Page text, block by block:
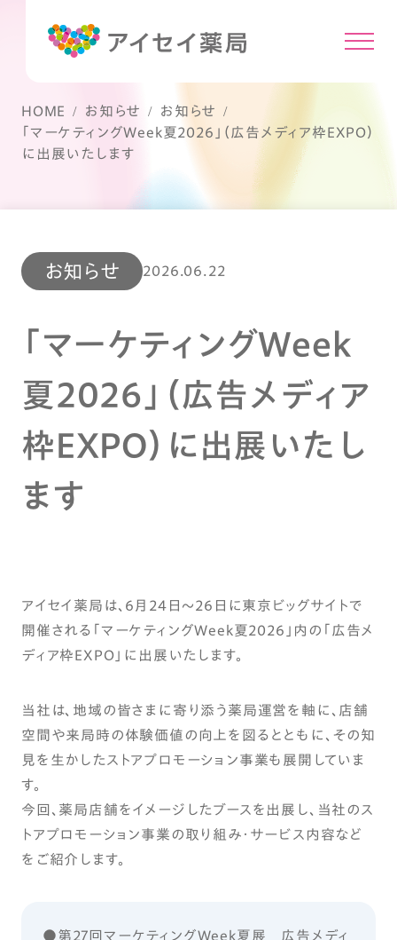
HOME お知らせ
お知らせ
「マーケティングWeek夏2026」（広告メディア枠EXPO）
に出展いたします
お知らせ 2026.06.22
「マーケティングWeek
夏2026」（広告メディア
枠EXPO）に出展いたし
ます
アイセイ薬局は、6月24日～26日に東京ビッグサイトで
開催される「マーケティングWeek夏2026」内の「広告メ
ディア枠EXPO」に出展いたします。
当社は、地域の皆さまに寄り添う薬局運営を軸に、店舗
空間や来局時の体験価値の向上を図るとともに、その知
見を生かしたストアプロモーション事業も展開していま
す。
今回、薬局店舗をイメージしたブースを出展し、当社のス
トアプロモーション事業の取り組み・サービス内容など
をご紹介します。
●第27回マーケティングWeek夏展 広告メディ